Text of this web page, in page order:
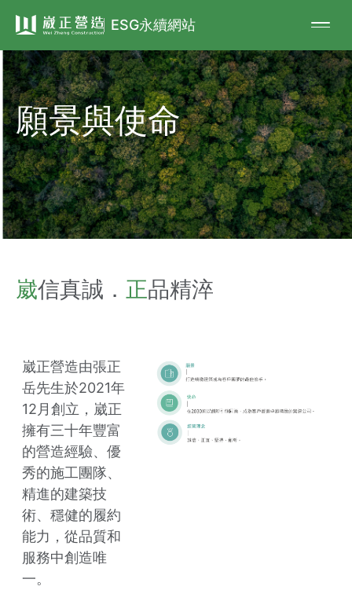
ESG永續網站
願景與使命
崴信真誠． 正品精淬
崴正營造由張正
岳先生於2021年
12月創立，崴正
擁有三十年豐富
的營造經驗、優
秀的施工團隊、
精進的建築技
術、穩健的履約
能力，從品質和
服務中創造唯
一。